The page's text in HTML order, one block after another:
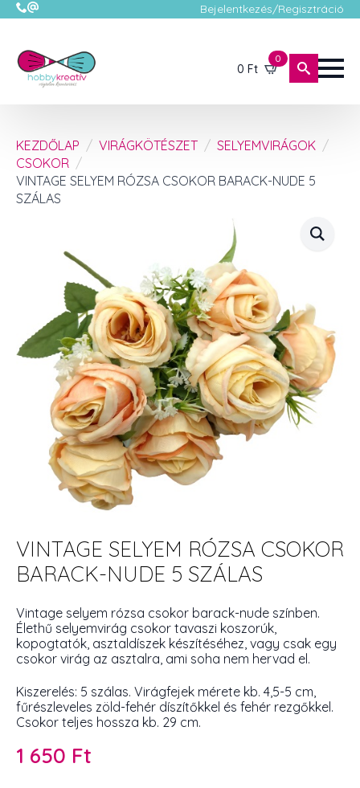
Bejelentkezés/Regisztráció
0 Ft
0
KEZDŐLAP VIRÁGKÖTÉSZET
SELYEMVIRÁGOK
CSOKOR
VINTAGE SELYEM RÓZSA CSOKOR BARACK-NUDE 5
SZÁLAS
VINTAGE SELYEM RÓZSA CSOKOR
BARACK-NUDE 5 SZÁLAS
Vintage selyem rózsa csokor barack-nude színben.
Élethű selyemvirág csokor tavaszi koszorúk,
kopogtatók, asztaldíszek készítéséhez, vagy csak egy
csokor virág az asztalra, ami soha nem hervad el.
Kiszerelés: 5 szálas. Virágfejek mérete kb. 4,5-5 cm,
fűrészleveles zöld-fehér díszítőkkel és fehér rezgőkkel.
Csokor teljes hossza kb. 29 cm.
1 650 Ft